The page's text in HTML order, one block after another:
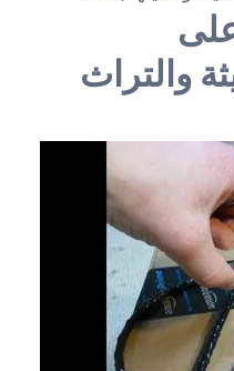
والتراث